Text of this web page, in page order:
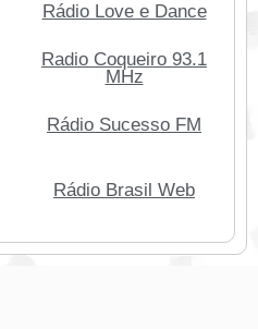
Rádio Love e Dance
Radio Coqueiro 93.1
MHz
Rádio Sucesso FM
Rádio Brasil Web